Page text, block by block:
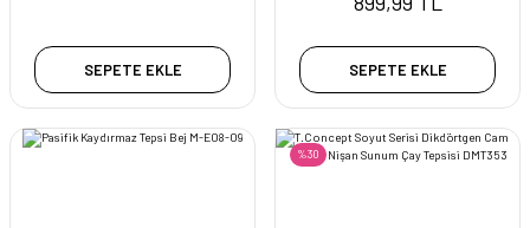
SEPETE EKLE SEPETE EKLE
%30